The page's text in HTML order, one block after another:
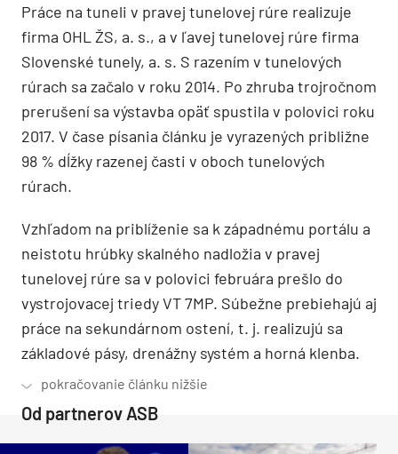
Práce na tuneli v pravej tunelovej rúre realizuje
firma OHL ŽS, a. s., a v ľavej tunelovej rúre firma
Slovenské tunely, a. s. S razením v tunelových
rúrach sa začalo v roku 2014. Po zhruba trojročnom
prerušení sa výstavba opäť spustila v polovici roku
2017. V čase písania článku je vyrazených približne
98 % dĺžky razenej časti v oboch tunelových
rúrach.
Vzhľadom na priblíženie sa k západnému portálu a
neistotu hrúbky skalného nadložia v pravej
tunelovej rúre sa v polovici februára prešlo do
vystrojovacej triedy VT 7MP. Súbežne prebiehajú aj
práce na sekundárnom ostení, t. j. realizujú sa
základové pásy, drenážny systém a horná klenba.
Od partnerov ASB